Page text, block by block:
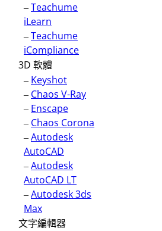
–Teachume
iLearn
–Teachume
iCompliance
3D 軟體
– Keyshot
– Chaos V-Ray
– Enscape
– Chaos Corona
–Autodesk
AutoCAD
–Autodesk
AutoCAD LT
–Autodesk 3ds
Max
文字編輯器